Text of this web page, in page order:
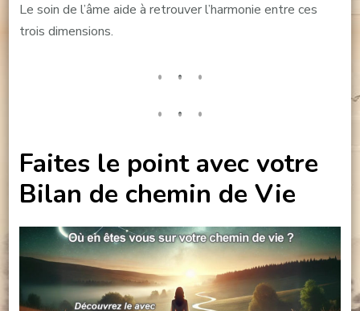
Le soin de l’âme aide à retrouver l’harmonie entre ces
trois dimensions.
Faites le point avec votre
Bilan de chemin de Vie